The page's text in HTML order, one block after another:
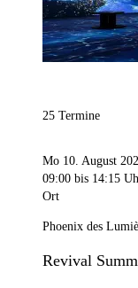
25 Termine
Mo 10. August
09:00 bis 14:15
Ort
Phoenix des
Revival